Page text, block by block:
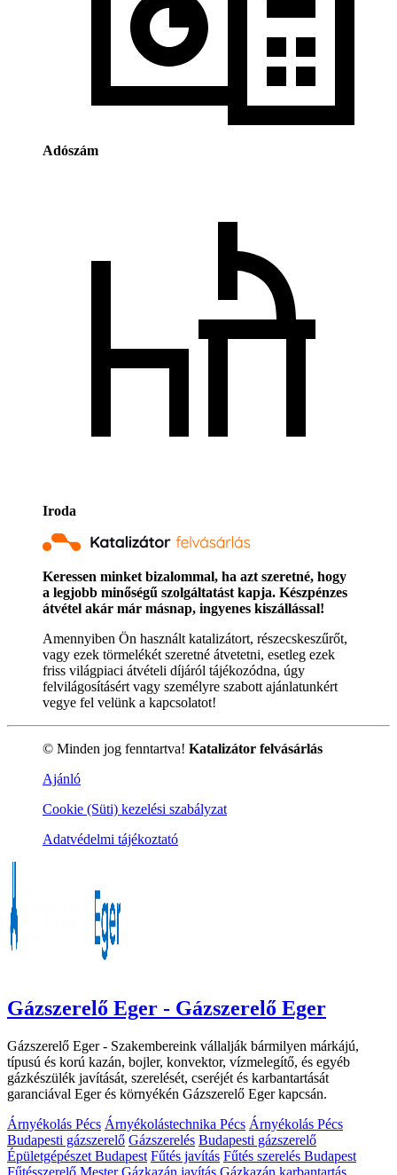
Adószám
Iroda
Keressen minket bizalommal, ha azt szeretné, hogy
a legjobb minőségű szolgáltatást kapja. Készpénzes
átvétel akár már másnap, ingyenes kiszállással!
Amennyiben Ön használt katalizátort, részecskeszűrőt,
vagy ezek törmelékét szeretné átvetetni, esetleg ezek
friss világpiaci átvételi díjáról tájékozódna, úgy
felvilágosításért vagy személyre szabott ajánlatunkért
vegye fel velünk a kapcsolatot!
© Minden jog fenntartva! Katalizátor felvásárlás
Ajánló
Cookie (Süti) kezelési szabályzat
Adatvédelmi tájékoztató
Gázszerelő Eger - Gázszerelő Eger
Gázszerelő Eger - Szakembereink vállalják bármilyen márkájú,
típusú és korú kazán, bojler, konvektor, vízmelegítő, és egyéb
gázkészülék javítását, szerelését, cseréjét és karbantartását
garanciával Eger és környékén Gázszerelő Eger kapcsán.
Árnyékolás Pécs Árnyékolástechnika Pécs Árnyékolás Pécs
Budapesti gázszerelő Gázszerelés Budapesti gázszerelő
Épületgépészet Budapest Fűtés javítás Fűtés szerelés Budapest
Fűtésszerelő Mester Gázkazán javítás Gázkazán karbantartás